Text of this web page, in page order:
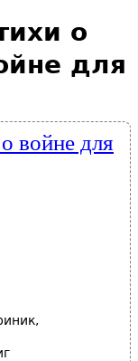
о
для
войне для